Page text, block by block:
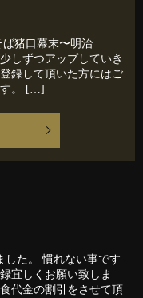
猪口幕末〜明治
しずつアップしていき
録して頂いた方にはご
す。 […]
した。 慣れない事です
宜しくお願い致しま
代金の割引をさせて頂